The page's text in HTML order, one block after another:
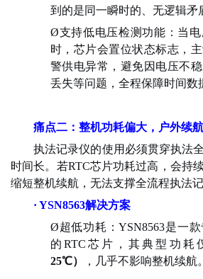
到的是同一瞬时的、无逻辑矛
Ø支持低电压检测功能：当
时，芯片会置位状态标志，
警供电异常，避免因电压不
丢失等问题，全程保障时间数
痛点二：整机功耗偏大，户外续
执法记录仪的使用必须贯穿执法
时间长。若RTC芯片功耗过高，会持
缩短整机续航，无法支撑全流程执法记
· YSN8563解决方案
Ø超低功耗：YSN8563是一
的RTC芯片，其典型功耗
25℃）
，几乎不影响整机续航。